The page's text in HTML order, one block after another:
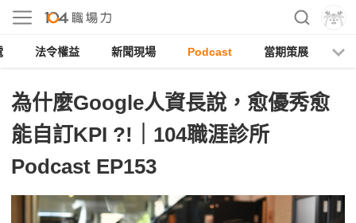
法令權益 新聞現場 Podcast 當期策展
為什麼Google人資長說，愈優秀愈
能自訂KPI ?!｜104職涯診所
Podcast EP153